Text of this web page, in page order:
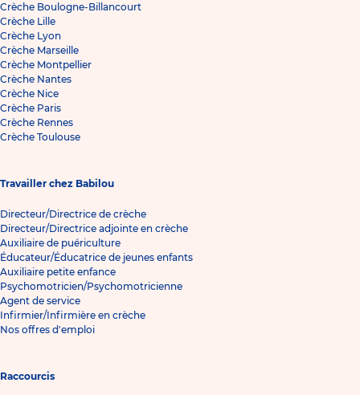
Crèche Boulogne-Billancourt
Crèche Lille
Crèche Lyon
Crèche Marseille
Crèche Montpellier
Crèche Nantes
Crèche Nice
Crèche Paris
Crèche Rennes
Crèche Toulouse
Travailler chez Babilou
Directeur/Directrice de crèche
Directeur/Directrice adjointe en crèche
Auxiliaire de puériculture
Éducateur/Éducatrice de jeunes enfants
Auxiliaire petite enfance
Psychomotricien/Psychomotricienne
Agent de service
Infirmier/Infirmière en crèche
Nos offres d'emploi
Raccourcis